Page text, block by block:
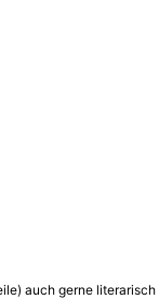
auch gerne